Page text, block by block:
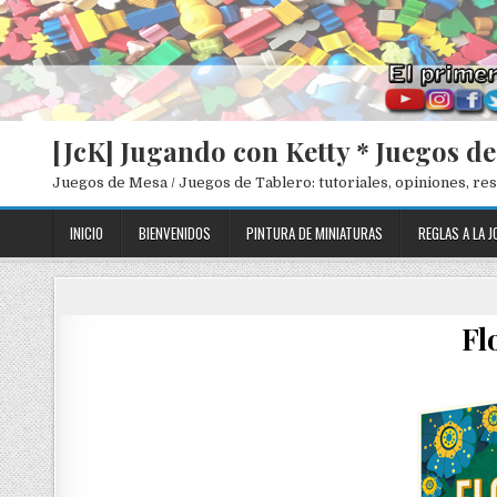
[JcK] Jugando con Ketty * Juegos
Juegos de Mesa / Juegos de Tablero: tutoriales, opiniones,
INICIO BIENVENIDOS PINTURA DE MINIATURAS REGLAS A LA